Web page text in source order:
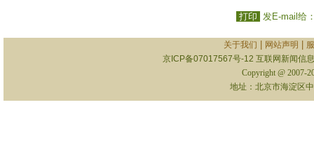
打印 发E-mail给
关于我们 网站声明
京ICP备07017567号-12 互联网新闻信
Copyright @ 2007-
地址：北京市海淀区